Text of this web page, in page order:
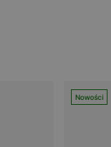
Nowości